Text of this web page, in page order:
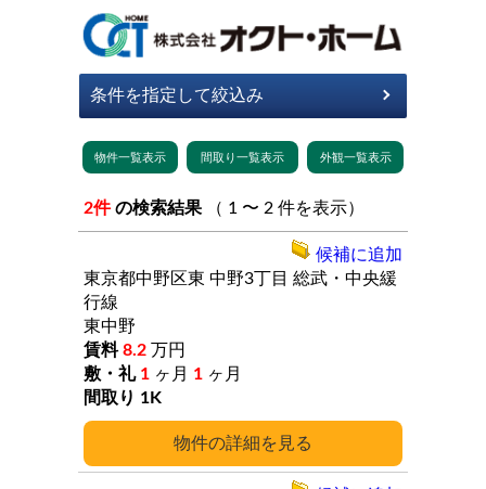
2件 の検索結果 （ 1 〜 2 件を表示）
詳細
東京都中野区東 中野3丁目 総武・中央緩
行線
東中野
8.2 万円
1 ヶ月 1 ヶ月
1K
候補に追加